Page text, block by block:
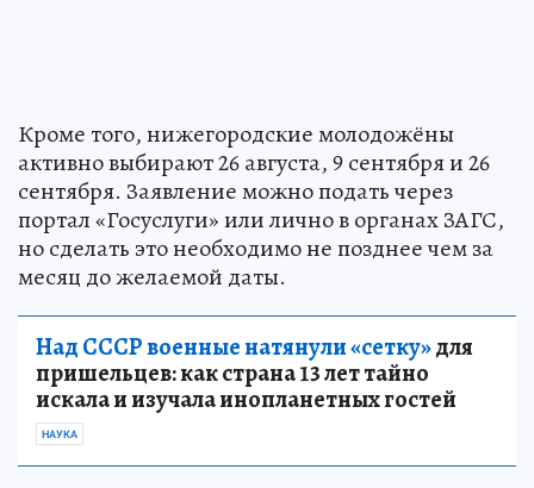
Кроме того, нижегородские молодожёны
активно выбирают 26 августа, 9 сентября и 26
сентября. Заявление можно подать через
портал «Госуслуги» или лично в органах ЗАГС,
но сделать это необходимо не позднее чем за
месяц до желаемой даты.
Над СССР военные натянули «сетку»для
пришельцев: как страна 13 лет тайно
искала и изучала инопланетных гостей
НАУКА